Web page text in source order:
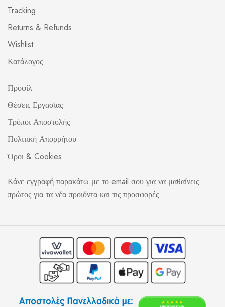
Tracking
Returns & Refunds
Wishlist
Κατάλογος
Προφίλ
Θέσεις Εργασίας
Τρόποι Αποστολής
Πολιτική Απορρήτου
Όροι & Cookies
Κάνε εγγραφή παρακάτω με το email σου για να μαθαίνεις
πρώτος για τα νέα προιόντα και τις προσφορές.